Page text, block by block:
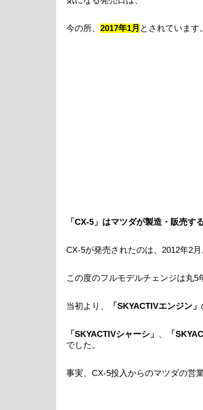
今の所、 2017年1月 とされています。
「CX-5」はマツダが製造・販売す
CX-5が発売されたのは、2012年2月
この度のフルモデルチェンジは丸5
当初より、 「SKYACTIVエンジン」
「SKYACTIVシャーシ」 、 「
でした。
事実、CX-5投入からのマツダの営